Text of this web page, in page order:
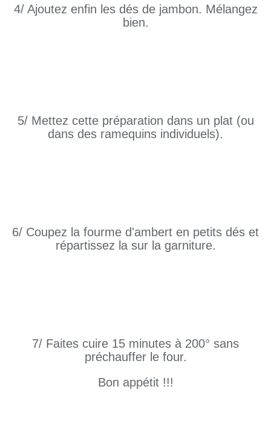
4/ Ajoutez enfin les dés de jambon. Mélangez
bien.
5/ Mettez cette préparation dans un plat (ou
dans des ramequins individuels).
6/ Coupez la fourme d'ambert en petits dés et
répartissez la sur la garniture.
7/ Faites cuire 15 minutes à 200° sans
préchauffer le four.
Bon appétit !!!